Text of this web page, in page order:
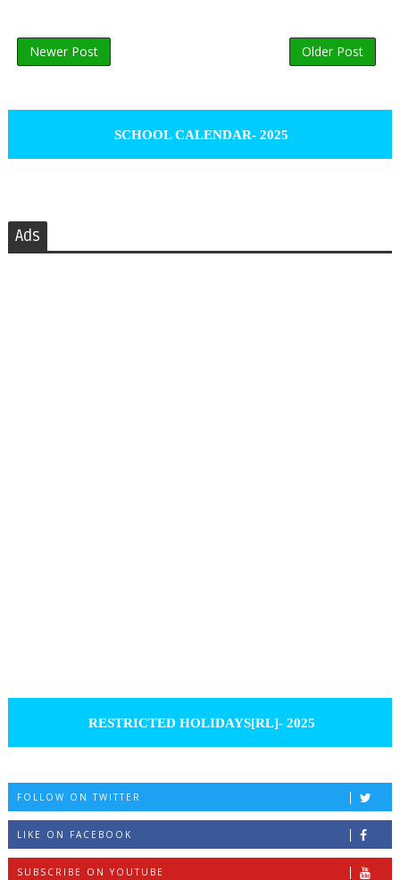
Newer Post Older Post
SCHOOL CALENDAR- 2025
Ads
RESTRICTED HOLIDAYS[RL]- 2025
FOLLOW ON TWITTER
LIKE ON FACEBOOK
SUBSCRIBE ON YOUTUBE